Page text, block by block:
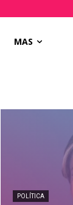
MAS
POLÍTICA